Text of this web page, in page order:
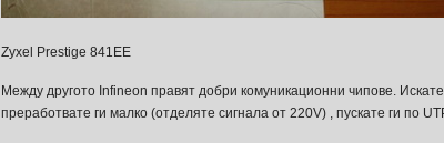
Zyxel Prestige 841EE
Между другото Infineon правят добри комуникационни чипове.
преработвате ги малко (отделяте сигнала от 220V) , пускате ги по